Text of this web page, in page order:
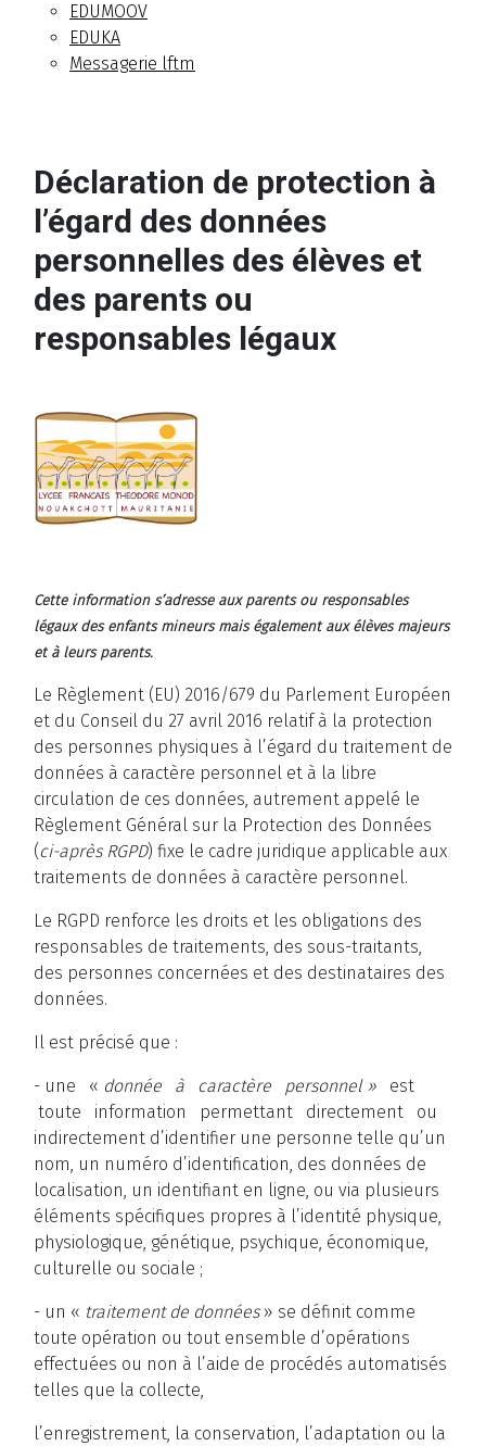
EDUMOOV
EDUKA
Messagerie lftm
Déclaration de protection à
l’égard des données
personnelles des élèves et
des parents ou
responsables légaux
Cette information s’adresse aux parents ou responsables
légaux des enfants mineurs mais également aux élèves majeurs
et à leurs parents.
Le Règlement (EU) 2016/679 du Parlement Européen
et du Conseil du 27 avril 2016 relatif à la protection
des personnes physiques à l’égard du traitement de
données à caractère personnel et à la libre
circulation de ces données, autrement appelé le
Règlement Général sur la Protection des Données
(ci-après RGPD) fixe le cadre juridique applicable aux
traitements de données à caractère personnel.
Le RGPD renforce les droits et les obligations des
responsables de traitements, des sous-traitants,
des personnes concernées et des destinataires des
données.
Il est précisé que :
- une « donnée à caractère personnel » est
toute information permettant directement ou
indirectement d’identifier une personne telle qu’un
nom, un numéro d’identification, des données de
localisation, un identifiant en ligne, ou via plusieurs
éléments spécifiques propres à l’identité physique,
physiologique, génétique, psychique, économique,
culturelle ou sociale ;
- un « traitement de données » se définit comme
toute opération ou tout ensemble d’opérations
effectuées ou non à l’aide de procédés automatisés
telles que la collecte,
l’enregistrement, la conservation, l’adaptation ou la